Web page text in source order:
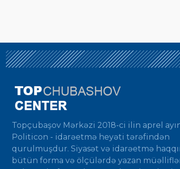
Topçubaşov Mərkəzi 2018-ci ilin aprel
Politicon - idarəetmə heyəti tərəfindən
qurulmuşdur. Siyasət və idarəetmə
bütün forma və ölçülərdə yazan